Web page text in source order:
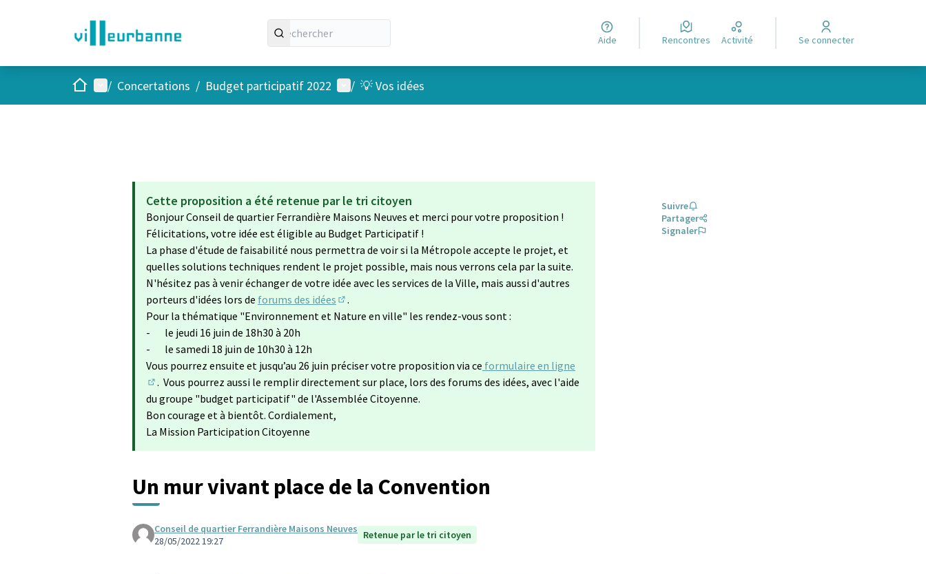
Aide Rencontres Activité Se connecter
AccueilMenu principal
/ Concertations / Budget participatif 2022 Menu utilisateur
/ 💡 Vos idées
Cette proposition a été retenue par le tri citoyen
Bonjour Conseil de quartier Ferrandière Maisons Neuves et merci pour votre proposition !
Félicitations, votre idée est éligible au Budget Participatif !
La phase d'étude de faisabilité nous permettra de voir si la Métropole accepte le projet, et
quelles solutions techniques rendent le projet possible, mais nous verrons cela par la suite.
N'hésitez pas à venir échanger de votre idée avec les services de la Ville, mais aussi d'autres
porteurs d'idées lors de forums des idées
(S'ouvre dans un nouvel onglet)
.
Pour la thématique "Environnement et Nature en ville" les rendez-vous sont :
- le jeudi 16 juin de 18h30 à 20h
- le samedi 18 juin de 10h30 à 12h
Vous pourrez ensuite et jusqu’au 26 juin préciser votre proposition via ce formulaire en ligne
(Lien externe)
. Vous pourrez aussi le remplir directement sur place, lors des forums des idées, avec l'aide
du groupe "budget participatif" de l'Assemblée Citoyenne.
Bon courage et à bientôt. Cordialement,
La Mission Participation Citoyenne
Un mur vivant place de la Convention
Conseil de quartier Ferrandière Maisons Neuves
28/05/2022 19:27
Retenue par le tri citoyen
Suivre
Partager
Signaler